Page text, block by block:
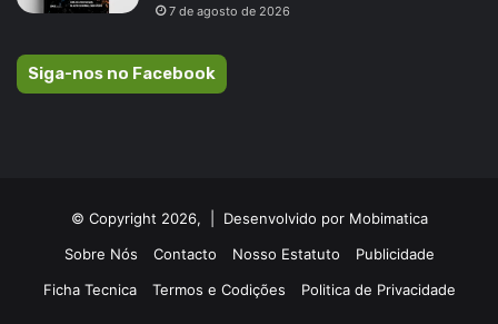
7 de agosto de 2026
Siga-nos no Facebook
© Copyright 2026, | Desenvolvido por Mobimatica
Sobre Nós
Contacto Nosso Estatuto
Publicidade
Ficha Tecnica
Termos e Codições Politica de Privacidade